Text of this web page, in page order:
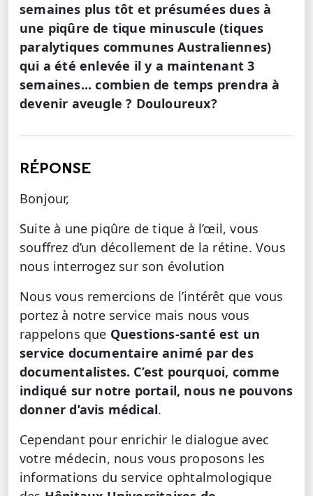
semaines plus tôt et présumées dues à
une piqûre de tique minuscule (tiques
paralytiques communes Australiennes)
qui a été enlevée il y a maintenant 3
semaines... combien de temps prendra à
devenir aveugle ? Douloureux?
RÉPONSE
Bonjour,
Suite à une piqûre de tique à l’œil, vous
souffrez d’un décollement de la rétine. Vous
nous interrogez sur son évolution
Nous vous remercions de l’intérêt que vous
portez à notre service mais nous vous
rappelons que Questions-santé est un
service documentaire animé par des
documentalistes. C’est pourquoi, comme
indiqué sur notre portail, nous ne pouvons
donner d’avis médical.
Cependant pour enrichir le dialogue avec
votre médecin, nous vous proposons les
informations du service ophtalmologique